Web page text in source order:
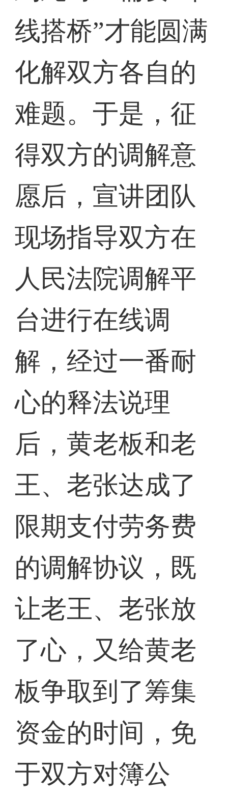
线搭桥”才能圆满
化解双方各自的
难题。于是，征
得双方的调解意
愿后，宣讲团队
现场指导双方在
人民法院调解平
台进行在线调
解，经过一番耐
心的释法说理
后，黄老板和老
王、老张达成了
限期支付劳务费
的调解协议，既
让老王、老张放
了心，又给黄老
板争取到了筹集
资金的时间，免
于双方对簿公